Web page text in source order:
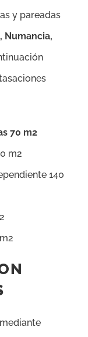
y pareadas
Numancia,
70 m2
m2
140